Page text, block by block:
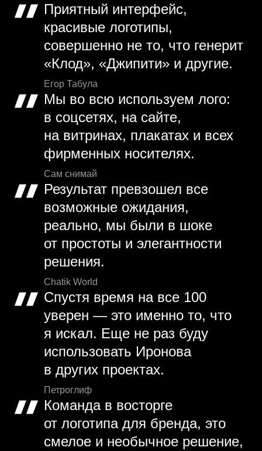
Приятный интерфейс,
красивые логотипы,
совершенно не то, что генерит
«Клод», «Джипити» и другие.
Егор Табула
Мы во всю используем лого:
в соцсетях, на сайте,
на витринах, плакатах и всех
фирменных носителях.
Сам снимай
Результат превзошел все
возможные ожидания,
реально, мы были в шоке
от простоты и элегантности
решения.
Chatik World
Спустя время на все 100
уверен — это именно то, что
я искал. Еще не раз буду
использовать Иронова
в других проектах.
Петроглиф
Команда в восторге
от логотипа для бренда, это
смелое и необычное решение,